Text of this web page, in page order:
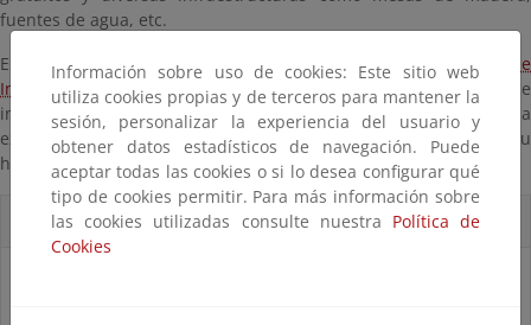
fuentes de agua, etc.
En el área recreativa Boca del Asno se encuentra elCentro de
Interpretación Boca del Asno, un equipamiento que ofrece
información completa y variada sobre el entorno, además de una
exposición interpretativa sobre los valores naturales del monte, su
historia y la gestión que se realiza.
Accesos Directos
Información sobre uso de cookies: Este sitio web
utiliza cookies propias y de terceros para mantener la
sesión, personalizar la experiencia del usuario y
obtener datos estadísticos de navegación. Puede
aceptar todas las cookies o si lo desea configurar qué
tipo de cookies permitir. Para más información sobre
las cookies utilizadas consulte nuestra Política de
Cookies